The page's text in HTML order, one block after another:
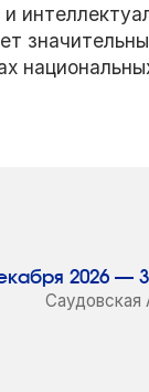
2026 —
Саудовская